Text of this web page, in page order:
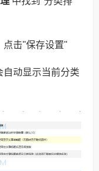
点击"保存设置"
自动显示当前分类